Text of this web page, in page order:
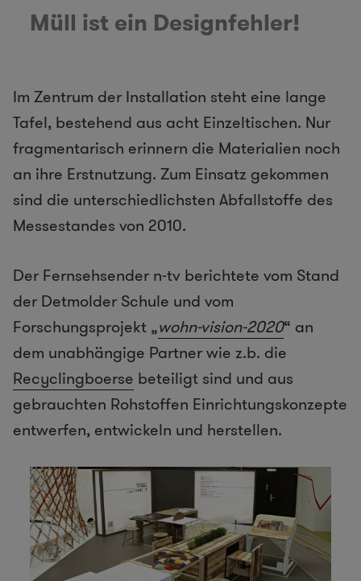
Müll ist ein Designfehler!
Im Zentrum der Installation steht eine lange
Tafel, bestehend aus acht Einzeltischen. Nur
fragmentarisch erinnern die Materialien noch
an ihre Erstnutzung. Zum Einsatz gekommen
sind die unterschiedlichsten Abfallstoffe des
Messestandes von 2010.
Der Fernsehsender n-tv berichtete vom Stand
der Detmolder Schule und vom
Forschungsprojekt „wohn-vision-2020“ an
dem unabhängige Partner wie z.b. die
Recyclingboerse beteiligt sind und aus
gebrauchten Rohstoffen Einrichtungskonzepte
entwerfen, entwickeln und herstellen.